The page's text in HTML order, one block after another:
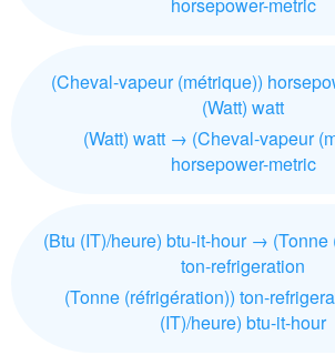
(Cheval-vapeur (métrique))
(Watt) watt
(Watt) watt → (Cheval-vapeur
horsepower-metric
(Btu (IT)/heure) btu-it-hour → (Tonne
ton-refrigeration
(Tonne (réfrigération)) ton-
(IT)/heure) btu-it-hour